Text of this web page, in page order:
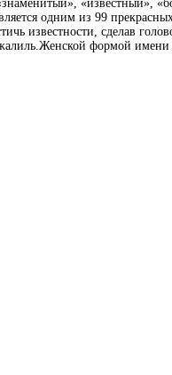
одним из 99
известности, сделав
формой имени